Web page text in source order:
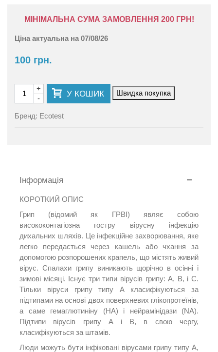
МІНІМАЛЬНА СУМА ЗАМОВЛЕННЯ 200 ГРН!
Ціна актуальна на 07/08/26
100 грн.
-
+
У КОШИК Швидка покупка
Бренд: Ecotest
Інформація
КОРОТКИЙ ОПИС
Грип (відомий як ГРВІ) являє собою
висококонтагіозна гостру вірусну інфекцію
дихальних шляхів. Це інфекційне захворювання, яке
легко передається через кашель або чхання за
допомогою розпорошених крапель, що містять живий
вірус. Спалахи грипу виникають щорічно в осінні і
зимові місяці. Існує три типи вірусів грипу: A, B, і C.
Тільки віруси грипу типу A класифікуються за
підтипами на основі двох поверхневих глікопротеїнів,
а саме гемаглютиніну (HA) і нейрамінідази (NA).
Підтипи вірусів грипу A і B, в свою чергу,
класифікуються за штамів.
Люди можуть бути інфіковані вірусами грипу типу A,